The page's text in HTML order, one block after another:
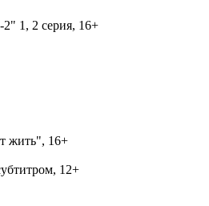
1, 2 серия, 16+
жить", 16+
12+